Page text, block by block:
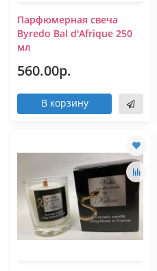
Парфюмерная свеча
Byredo Bal d'Afrique 250
мл
560.00р.
В корзину